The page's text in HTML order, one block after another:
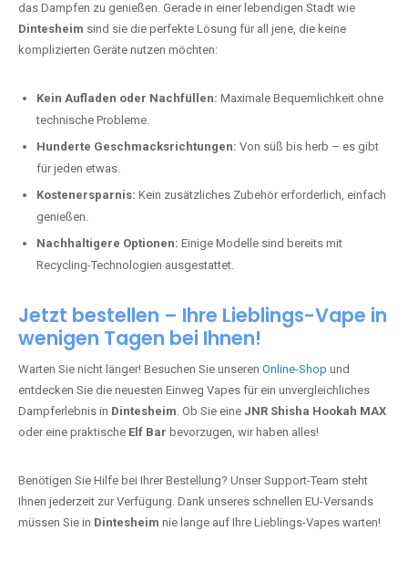
das Dampfen zu genießen. Gerade in einer lebendigen Stadt wie
Dintesheim sind sie die perfekte Lösung für all jene, die keine
komplizierten Geräte nutzen möchten:
Kein Aufladen oder Nachfüllen: Maximale Bequemlichkeit ohne
technische Probleme.
Hunderte Geschmacksrichtungen: Von süß bis herb – es gibt
für jeden etwas.
Kostenersparnis: Kein zusätzliches Zubehör erforderlich, einfach
genießen.
Nachhaltigere Optionen: Einige Modelle sind bereits mit
Recycling-Technologien ausgestattet.
Jetzt bestellen – Ihre Lieblings-Vape in
wenigen Tagen bei Ihnen!
Warten Sie nicht länger! Besuchen Sie unseren Online-Shop und
entdecken Sie die neuesten Einweg Vapes für ein unvergleichliches
Dampferlebnis in Dintesheim. Ob Sie eine JNR Shisha Hookah MAX
oder eine praktische Elf Bar bevorzugen, wir haben alles!
Benötigen Sie Hilfe bei Ihrer Bestellung? Unser Support-Team steht
Ihnen jederzeit zur Verfügung. Dank unseres schnellen EU-Versands
müssen Sie in Dintesheim nie lange auf Ihre Lieblings-Vapes warten!